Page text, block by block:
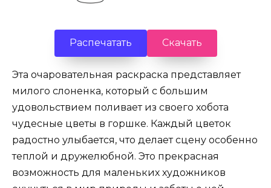
Распечатать Скачать
Эта очаровательная раскраска представляет
милого слоненка, который с большим
удовольствием поливает из своего хобота
чудесные цветы в горшке. Каждый цветок
радостно улыбается, что делает сцену особенно
теплой и дружелюбной. Это прекрасная
возможность для маленьких художников